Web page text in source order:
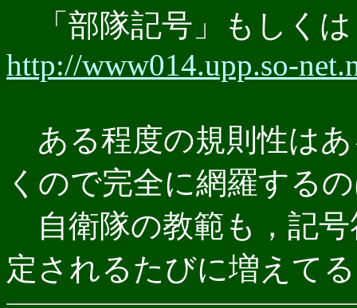
「部隊記号」もしく
http://www014.upp.so-
ある程度の規則性は
くので完全に網羅する
自衛隊の教範も，記
定されるたびに増えて